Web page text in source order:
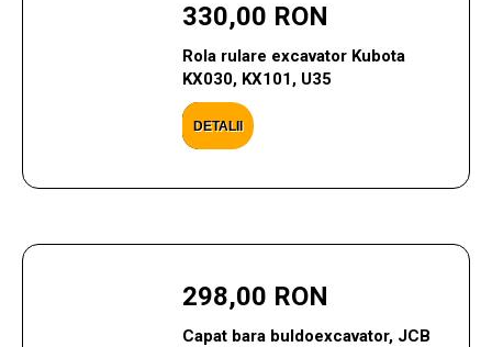
330,00 RON
Rola rulare excavator Kubota
KX030, KX101, U35
DETALII
298,00 RON
Capat bara buldoexcavator, JCB